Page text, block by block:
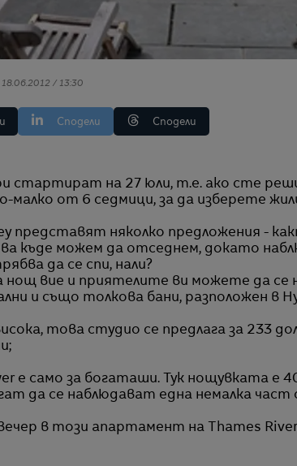
18.06.2012 / 13:30
Сподели Сподели
малко от 6 седмици, за да изберете
представят няколко предложения -
къде можем да отседнем, докато
да се спи, нали?
нощ вие и приятелите ви можете да се
и също толкова бани, разположен в
това студио се предлага за 233
е само за богаташи. Тук нощувката е
да се наблюдават една немалка
в този апартамент на Thames